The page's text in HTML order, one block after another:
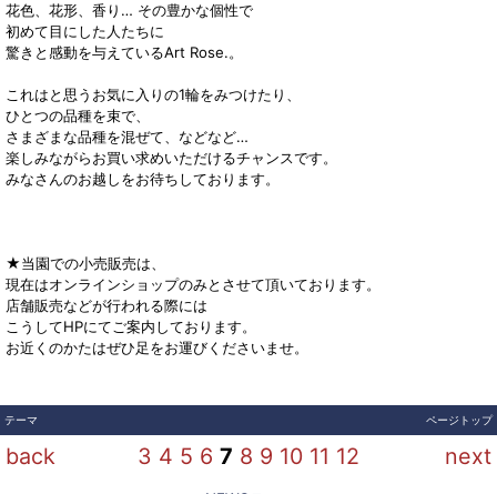
花色、花形、香り… その豊かな個性で
初めて目にした人たちに
驚きと感動を与えているArt Rose.。
これはと思うお気に入りの1輪をみつけたり、
ひとつの品種を束で、
さまざまな品種を混ぜて、などなど…
楽しみながらお買い求めいただけるチャンスです。
みなさんのお越しをお待ちしております。
★当園での小売販売は、
現在はオンラインショップのみとさせて頂いております。
店舗販売などが行われる際には
こうしてHPにてご案内しております。
お近くのかたはぜひ足をお運びくださいませ。
テーマ ページトップ
back 3 4 5 6 7 8 9 10 11 12 next